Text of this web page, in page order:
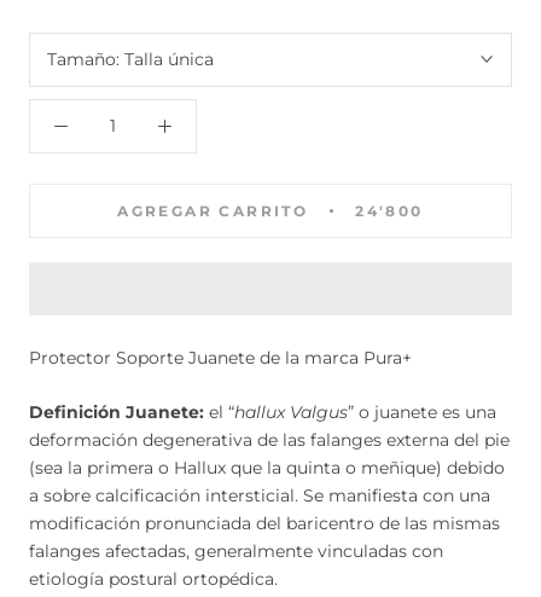
Tamaño: Talla única
AGREGAR CARRITO 24'800
Protector Soporte Juanete de la marca Pura+
Definición Juanete: el “hallux Valgus” o juanete es una
deformación degenerativa de las falanges externa del pie
(sea la primera o Hallux que la quinta o meñique) debido
a sobre calcificación intersticial. Se manifiesta con una
modificación pronunciada del baricentro de las mismas
falanges afectadas, generalmente vinculadas con
etiología postural ortopédica.